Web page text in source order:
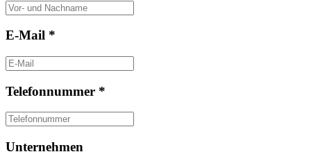
E-Mail *
Telefonnummer *
Unternehmen